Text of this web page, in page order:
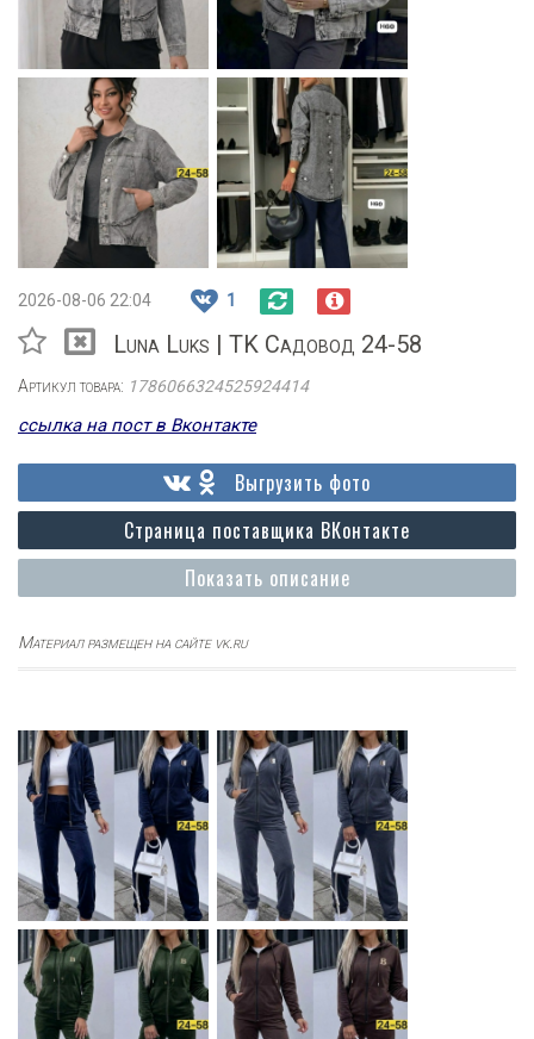
2026-08-06 22:04 1
Luna Luks | TK Садовод 24-58
Артикул товара: 1786066324525924414
ссылка на пост в Вконтакте
Показать описание
Страница поставщика ВКонтакте
Выгрузить фото
Материал размещен на сайте vk.ru